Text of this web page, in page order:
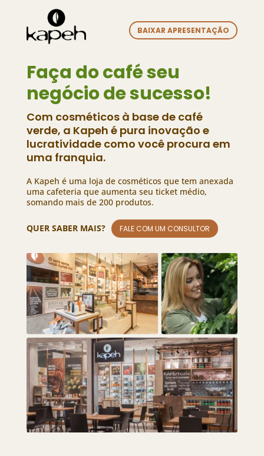
BAIXAR APRESENTAÇÃO
Faça do café seu
negócio de sucesso!
Com cosméticos à base de café
verde, a Kapeh é pura inovação e
lucratividade como você procura em
uma franquia.
A Kapeh é uma loja de cosméticos que tem anexada
uma cafeteria que aumenta seu ticket médio,
somando mais de 200 produtos.
QUER SABER MAIS? FALE COM UM CONSULTOR